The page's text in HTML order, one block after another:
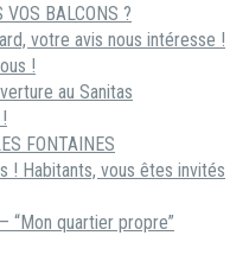
BALCONS ?
votre avis nous intéresse !
!
au Sanitas
FONTAINES
! Habitants, vous êtes invités
“Mon quartier propre”